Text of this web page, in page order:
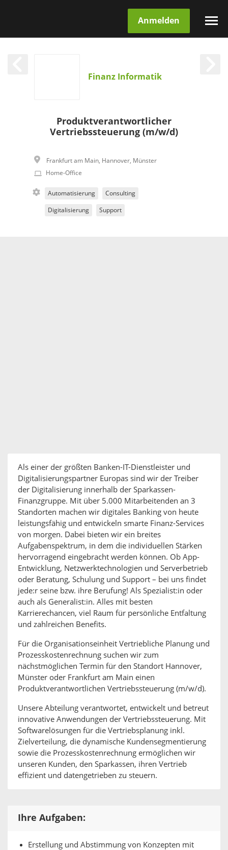
Anmelden
Finanz Informatik
Produktverantwortlicher
Vertriebssteuerung (m/w/d)
Frankfurt am Main, Hannover, Münster
Home-Office
Automatisierung Consulting
Digitalisierung Support
Als einer der größten Banken-IT-Dienstleister und
Digitalisierungspartner Europas sind wir der Treiber
der Digitalisierung innerhalb der Sparkassen-
Finanzgruppe. Mit über 5.000 Mitarbeitenden an 3
Standorten machen wir digitales Banking von heute
leistungsfähig und entwickeln smarte Finanz-Services
von morgen. Dabei bieten wir ein breites
Aufgabenspektrum, in dem die individuellen Stärken
hervorragend eingebracht werden können. Ob App-
Entwicklung, Netzwerktechnologien und Serverbetrieb
oder Beratung, Schulung und Support – bei uns findet
jede:r seine bzw. ihre Berufung! Als Spezialist:in oder
auch als Generalist:in. Alles mit besten
Karrierechancen, viel Raum für persönliche Entfaltung
und zahlreichen Benefits.
Für die Organisationseinheit Vertriebliche Planung und
Prozesskostenrechnung suchen wir zum
nächstmöglichen Termin für den Standort Hannover,
Münster oder Frankfurt am Main einen
Produktverantwortlichen Vertriebssteuerung (m/w/d).
Unsere Abteilung verantwortet, entwickelt und betreut
innovative Anwendungen der Vertriebssteuerung. Mit
Softwarelösungen für die Vertriebsplanung inkl.
Zielverteilung, die dynamische Kundensegmentierung
sowie die Prozesskostenrechnung ermöglichen wir
unseren Kunden, den Sparkassen, ihren Vertrieb
effizient und datengetrieben zu steuern.
Ihre Aufgaben:
Erstellung und Abstimmung von Konzepten mit